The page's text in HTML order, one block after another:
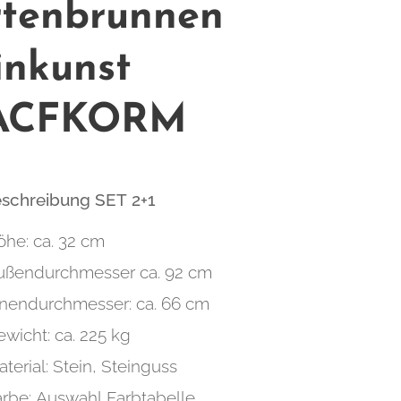
SET 2+1
ca. 32 cm
ca. 92 cm
ca. 66 cm
ca. 225 kg
Stein, Steinguss